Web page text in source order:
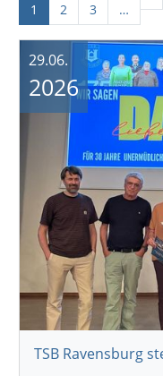
1 2 3 …
TSB Ravensburg
29.06.
2026